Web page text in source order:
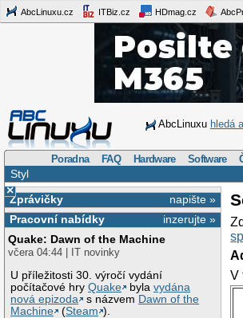
AbcLinuxu.cz ITBiz.cz HDmag.cz
AbcLinuxu hledá
Poradna FAQ Hardware Software
Styl
×
napište »
Zprávičky
inzerujte »
Pracovní nabídky
Quake: Dawn of the Machine
včera 04:44 | IT novinky
U příležitosti 30. výročí vydání
počítačové hryQuake bylavydána
nová epizoda
s názvem Dawn of the
Machine
(Steam ).
V